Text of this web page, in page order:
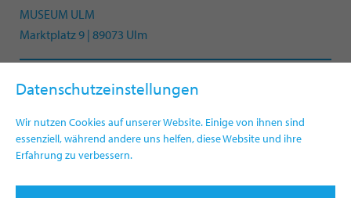
Datenschutzeinstellungen
Wir nutzen Cookies auf unserer Website. Einige von ihnen sind
essenziell, während andere uns helfen, diese Website und ihre
Erfahrung zu verbessern.
MUSEUM ULM
Marktplatz 9 | 89073 Ulm
Telefon +49(0)731 161-4330
www.museumulm.de
Newsletter